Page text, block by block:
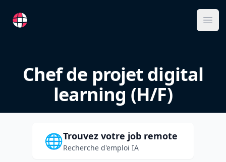
RemoteFR
Chef de projet digital
learning (H/F)
🌐Trouvez votre job remote
Recherche d'emploi IA